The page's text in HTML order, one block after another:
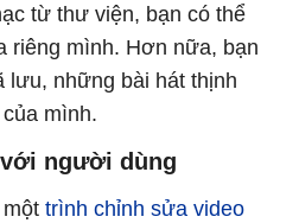
từ thư viện, bạn có thể
riêng mình. Hơn nữa, bạn
lưu, những bài hát thịnh
mình.
người dùng
trình chỉnh sửa video